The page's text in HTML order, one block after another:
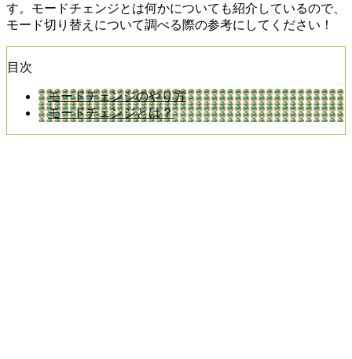
す。モードチェンジとは何かについても紹介しているので、
モード切り替えについて調べる際の参考にしてください！
目次
モードチェンジのやり方
モードチェンジとは？